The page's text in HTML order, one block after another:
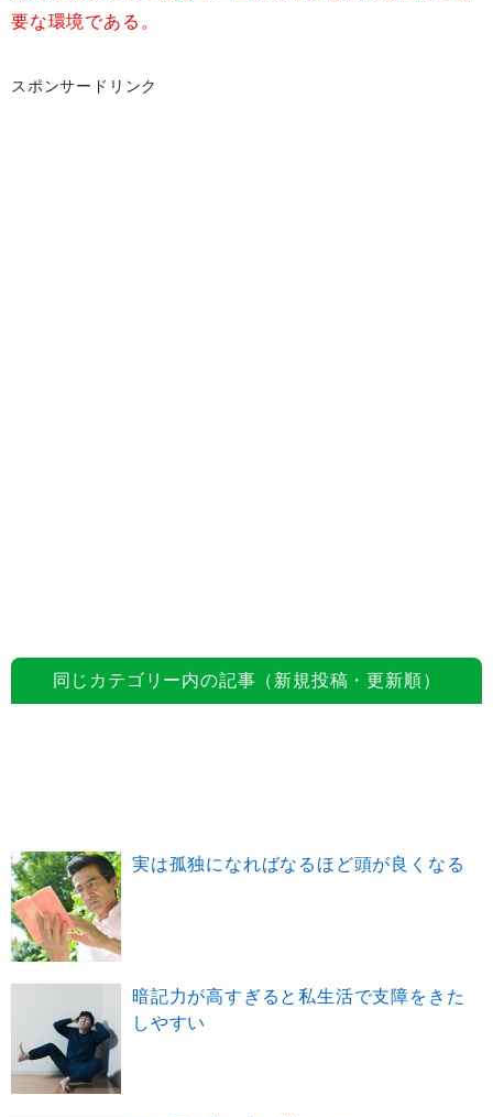
要な環境である。
スポンサードリンク
同じカテゴリー内の記事（新規投稿・更新順）
実は孤独になればなるほど頭が良くなる
暗記力が高すぎると私生活で支障をきた
しやすい